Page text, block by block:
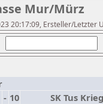
Mur/Mürz
20:17:09, Ersteller/Letzter
- 10
SK Tus